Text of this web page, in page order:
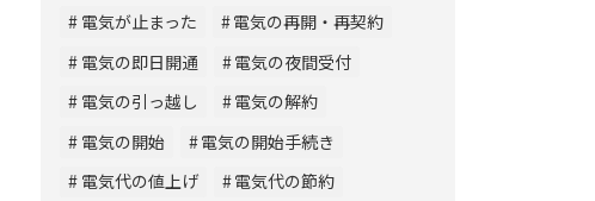
電気が止まった
電気の再開・再契約
電気の即日開通
電気の夜間受付
電気の引っ越し
電気の解約
電気の開始
電気の開始手続き
電気代の値上げ
電気代の節約